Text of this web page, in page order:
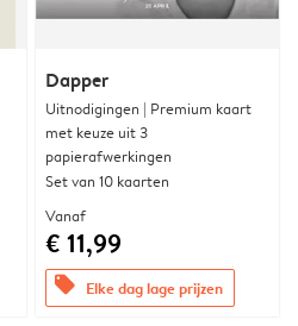
Dapper
Uitnodigingen | Premium kaart
met keuze uit 3
papierafwerkingen
Set van 10 kaarten
Vanaf
€ 11,99
offers Elke dag lage prijzen